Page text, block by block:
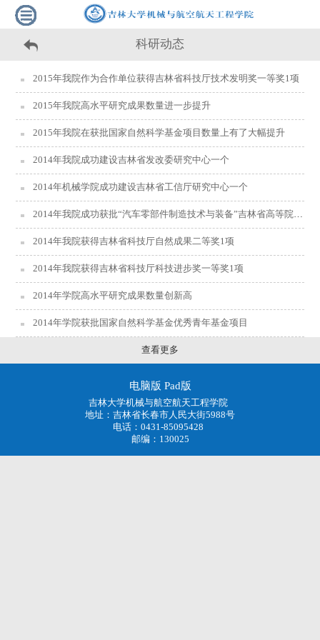
科研动态
2015年我院作为合作单位获得吉林省科技厅技术发明奖一等奖1项
2015年我院高水平研究成果数量进一步提升
2015年我院在获批国家自然科学基金项目数量上有了大幅提升
2014年我院成功建设吉林省发改委研究中心一个
2014年机械学院成功建设吉林省工信厅研究中心一个
2014年我院成功获批“汽车零部件制造技术与装备”吉林省高等院校高端科技创新平台
2014年我院获得吉林省科技厅自然成果二等奖1项
2014年我院获得吉林省科技厅科技进步奖一等奖1项
2014年学院高水平研究成果数量创新高
2014年学院获批国家自然科学基金优秀青年基金项目
查看更多
电脑版 Pad版
吉林大学机械与航空航天工程学院
地址：吉林省长春市人民大街5988号
电话：0431-85095428
邮编：130025